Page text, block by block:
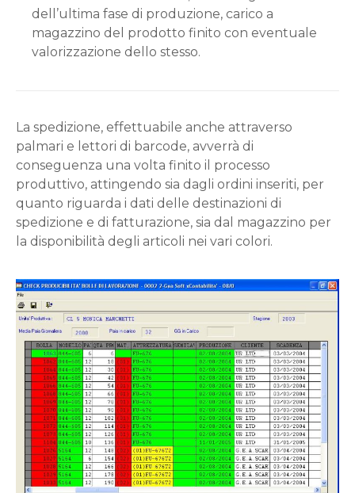
dell’ultima fase di produzione, carico a
magazzino del prodotto finito con eventuale
valorizzazione dello stesso.
La spedizione, effettuabile anche attraverso
palmari e lettori di barcode, avverrà di
conseguenza una volta finito il processo
produttivo, attingendo sia dagli ordini inseriti, per
quanto riguarda i dati delle destinazioni di
spedizione e di fatturazione, sia dal magazzino per
la disponibilità degli articoli nei vari colori.